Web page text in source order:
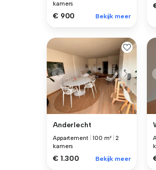
kamers
€ 900 Bekijk meer
Anderlecht
Appartement |100 m² |2
kamers
€ 1.300 Bekijk meer